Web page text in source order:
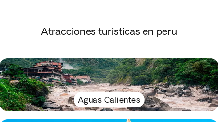
Atracciones turísticas en peru
Aguas Calientes